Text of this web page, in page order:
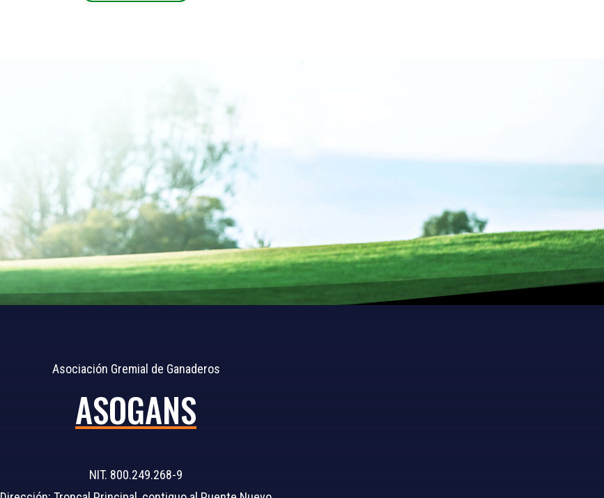
Asociación Gremial de Ganaderos
ASOGANS
NIT. 800.249.268-9